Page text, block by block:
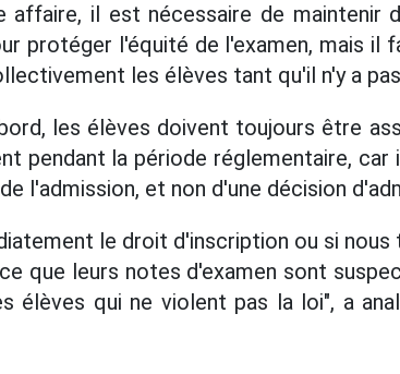
il est nécessaire de maintenir
protéger l'équité de l'examen, mais il
les élèves tant qu'il n'y a
les élèves doivent toujours être
pendant la période réglementaire, car
l'admission, et non d'une décision
le droit d'inscription ou si
que leurs notes d'examen sont
élèves qui ne violent pas la loi", a